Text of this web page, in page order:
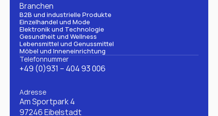
Branchen
B2B und industrielle Produkte
Einzelhandel und Mode
Elektronik und Technologie
Gesundheit und Wellness
Lebensmittel und Genussmittel
Möbel und Inneneinrichtung
Telefonnummer
+49 (0)931 – 404 93 006
Adresse
Am Sportpark 4
97246 Eibelstadt